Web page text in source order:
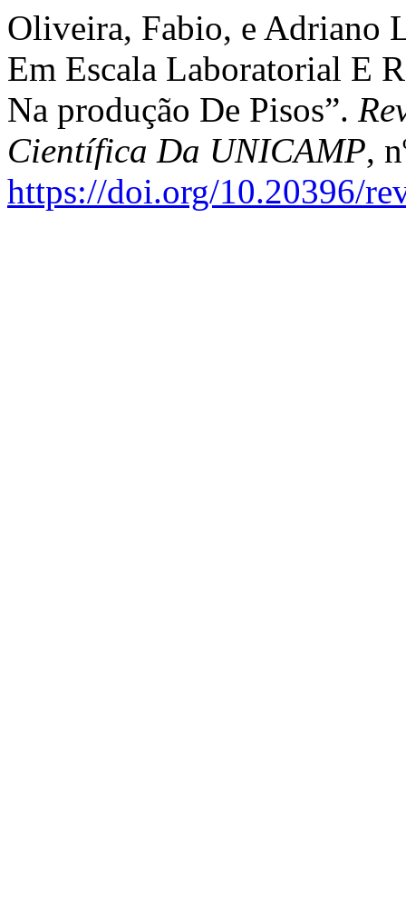
Oliveira, Fabio, e Adriano
Em Escala Laboratorial E
Na produção De Pisos”.
Científica Da UNICAMP,
https://doi.org/10.20396/